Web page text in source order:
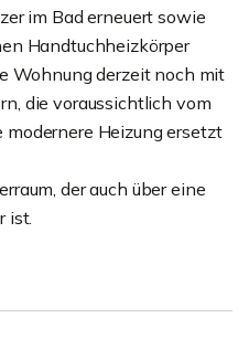
im Bad erneuert sowie
Handtuchheizkörper
Wohnung derzeit noch mit
die voraussichtlich vom
modernere Heizung ersetzt
der auch über eine
ist.